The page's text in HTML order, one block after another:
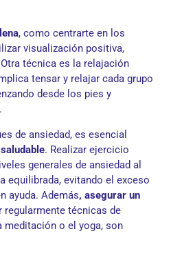
, como centrarte en los
visualización positiva,
técnica es la relajación
tensar y relajar cada grupo
desde los pies y
de ansiedad, es esencial
. Realizar ejercicio
generales de ansiedad al
equilibrada, evitando el exceso
ayuda. Además, asegurar un
regularmente técnicas de
meditación o el yoga, son